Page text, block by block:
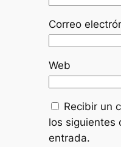
Correo
Web
Recibir un
los siguientes
entrada.